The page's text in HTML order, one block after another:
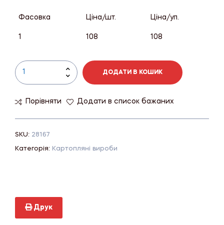
Фасовка Ціна/шт. Ціна/уп.
1 108 108
ДОДАТИ В КОШИК
Порівняти Додати в список бажаних
SKU: 28167
Категорія: Картопляні вироби
Друк